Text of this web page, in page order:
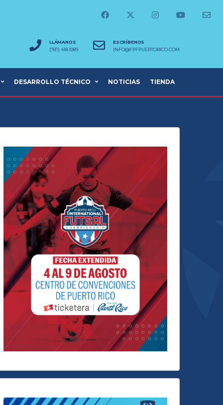
LLÁMANOS
(787) 418-1089
ESCRÍBENOS
INFO@FPFPUERTORICO.COM
DESARROLLO TÉCNICO NOTICIAS TIENDA